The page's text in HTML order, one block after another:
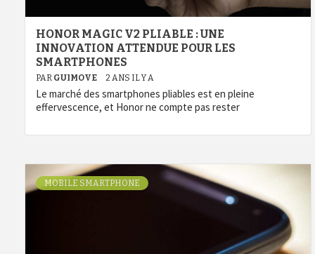
HONOR MAGIC V2 PLIABLE : UNE
INNOVATION ATTENDUE POUR LES
SMARTPHONES
PAR GUIMOVE 2 ANS IL Y A
Le marché des smartphones pliables est en pleine
effervescence, et Honor ne compte pas rester
MOBILE SMARTPHONE